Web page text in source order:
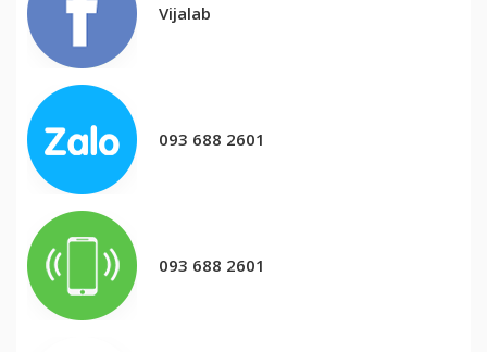
Vijalab
093 688 2601
093 688 2601